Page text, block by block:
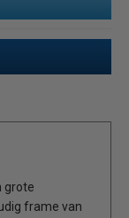
grote
frame van